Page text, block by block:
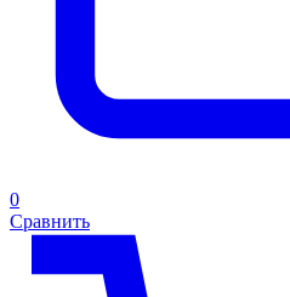
0
Сравнить